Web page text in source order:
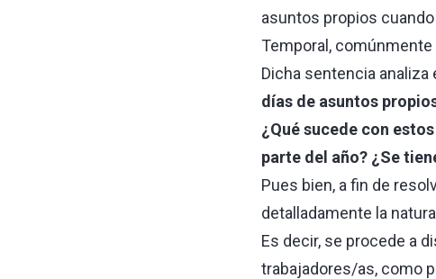
asuntos propios
Temporal, comúnmente
Dicha sentencia
días de asuntos
¿Qué sucede con
parte del año? ¿Se
Pues bien, a fin de
detalladamente la
Es decir, se procede a
trabajadores/as, como